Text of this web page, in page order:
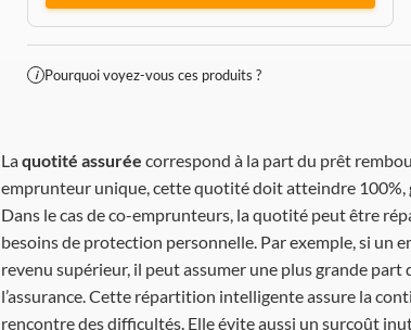
i Pourquoi voyez-vous ces produits ?
Laquotité assurée correspond à la part du prêt
emprunteur unique, cette quotité doit atteindre
Dans le cas de co-emprunteurs, la quotité peut être
besoins de protection personnelle. Par exemple, si un
revenu supérieur, il peut assumer une plus grande
l’assurance. Cette répartition intelligente assure la
rencontre des difficultés. Elle évite aussi un surcoût